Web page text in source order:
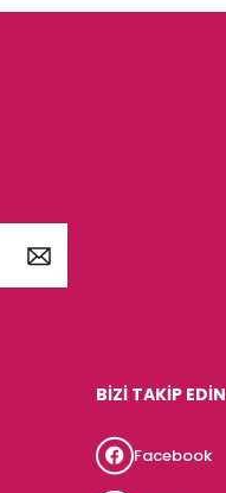
BİZİ TAKİP EDİN
Facebook